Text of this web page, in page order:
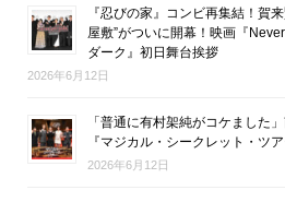
『忍びの家』コンビ再集結！賀
屋敷”がついに開幕！映画『
ダーク』初日舞台挨拶
2026年6月12日
「普通に有村架純がコケました
『マジカル・シークレット・ツ
2026年6月12日